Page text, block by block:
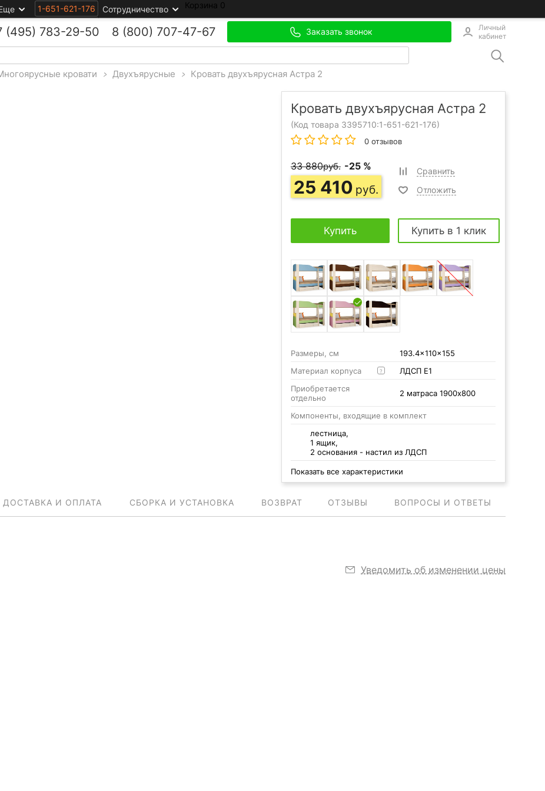
1-651-621-176 Сотрудничество Корзина 0
(495) 783-29-50 8 (800) 707-47-67 Заказать звонок
Личный
кабинет
кровати > Двухъярусные > Кровать двухъярусная Астра 2
Кровать двухъярусная Астра 2
(Код товара 3395710:1-651-621-176)
0 отзывов
33 880руб. -25 %
25 410 руб.
Сравнить
Отложить
Купить Купить в 1 клик
Размеры, см
193.4x110x155
Материал корпуса
?
ЛДСП Е1
Приобретается
отдельно
2 матраса 1900x800
Компоненты, входящие в комплект
лестница,
1 ящик,
2 основания - настил из ЛДСП
Показать все характеристики
ДОСТАВКА И ОПЛАТА СБОРКА И УСТАНОВКА ВОЗВРАТ ОТЗЫВЫ ВОПРОСЫ И ОТВЕТЫ
Уведомить об изменении цены